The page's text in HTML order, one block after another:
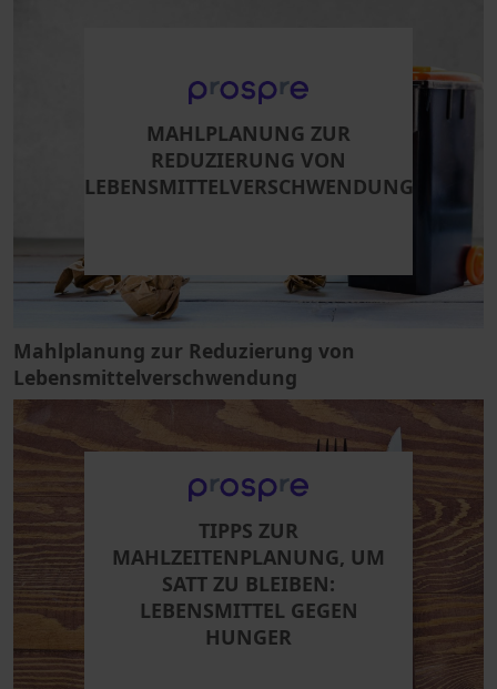
MAHLPLANUNG ZUR
REDUZIERUNG VON
LEBENSMITTELVERSCHWENDUNG
Mahlplanung zur Reduzierung von
Lebensmittelverschwendung
TIPPS ZUR
MAHLZEITENPLANUNG, UM
SATT ZU BLEIBEN:
LEBENSMITTEL GEGEN
HUNGER